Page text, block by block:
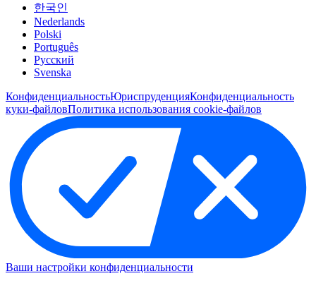
한국인
Nederlands
Polski
Português
Pусский
Svenska
КонфиденциальностьЮриспруденцияКонфиденциальность
куки-файловПолитика использования cookie-файлов
Ваши настройки конфиденциальности